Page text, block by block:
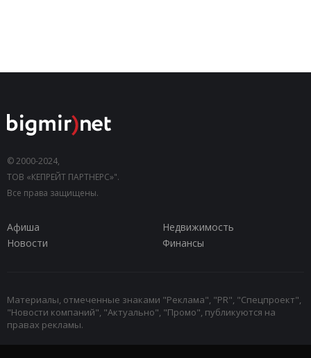
© 2000-2024,
ТОВ «КЕПРЕЙТ ПАРТНЕРС»".
Все права защищены.
Афиша
Недвижимость
Новости
Финансы
Материалы, отмеченные знаками "Реклама", "PR", "Спецпроект",
"Новости компаний", "Актуально", "Промо", публикуются на
правах рекламы.